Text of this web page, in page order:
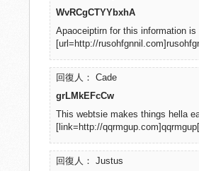
WvRCgCTYYbxhA
Apaoceiptirn for this information
[url=http://
回復人： Cade
grLMkEFcCw
This webtsie makes things hella
[link=http://
回復人： Justus